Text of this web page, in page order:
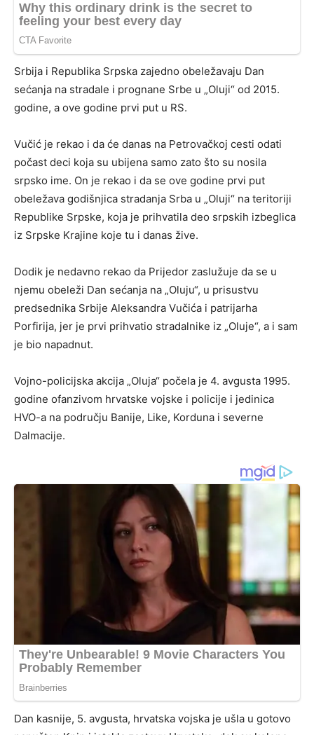
Srbija i Republika Srpska zajedno obeležavaju Dan
sećanja na stradale i prognane Srbe u „Oluji“ od 2015.
godine, a ove godine prvi put u RS.
Vučić je rekao i da će danas na Petrovačkoj cesti odati
počast deci koja su ubijena samo zato što su nosila
srpsko ime. On je rekao i da se ove godine prvi put
obeležava godišnjica stradanja Srba u „Oluji“ na teritoriji
Republike Srpske, koja je prihvatila deo srpskih izbeglica
iz Srpske Krajine koje tu i danas žive.
Dodik je nedavno rekao da Prijedor zaslužuje da se u
njemu obeleži Dan sećanja na „Oluju“, u prisustvu
predsednika Srbije Aleksandra Vučića i patrijarha
Porfirija, jer je prvi prihvatio stradalnike iz „Oluje“, a i sam
je bio napadnut.
Vojno-policijska akcija „Oluja“ počela je 4. avgusta 1995.
godine ofanzivom hrvatske vojske i policije i jedinica
HVO-a na području Banije, Like, Korduna i severne
Dalmacije.
Dan kasnije, 5. avgusta, hrvatska vojska je ušla u gotovo